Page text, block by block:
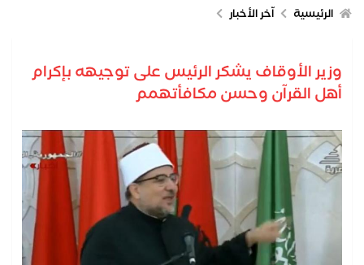
الرئيسية اّخر الأخبار
وزير الأوقاف يشكر الرئيس على توجيهه بإكرام
أهل القرآن وحسن مكافأتهمم